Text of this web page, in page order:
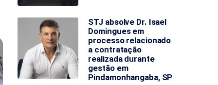
STJ absolve Dr. Isael
Domingues em
processo relacionado
a contratação
realizada durante
gestão em
Pindamonhangaba, SP